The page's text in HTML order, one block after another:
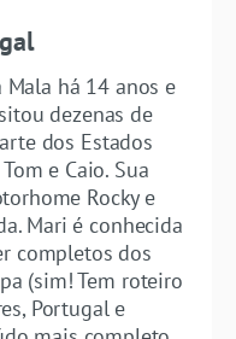
há 14 anos e
dezenas de
dos Estados
e Caio. Sua
Rocky e
Mari é conhecida
completos dos
(sim! Tem roteiro
Portugal e